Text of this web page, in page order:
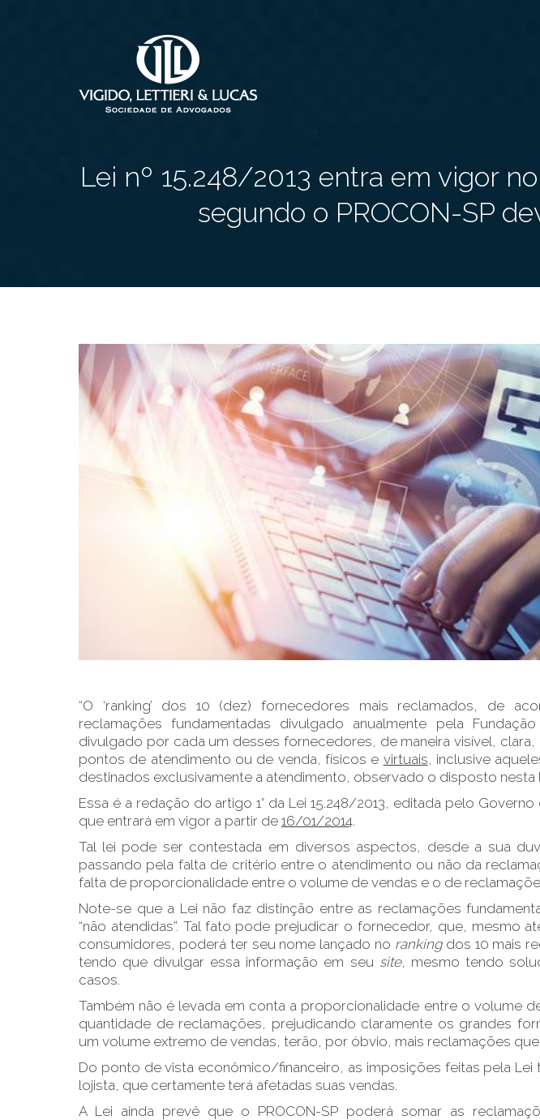
Lei nº 15.248/2013 entra em vigor
segundo o PROCON-SP
“O ‘ranking’ dos 10 (dez) fornecedores mais reclamados, de
reclamações fundamentadas divulgado anualmente pela
divulgado por cada um desses fornecedores, de maneira visível,
pontos de atendimento ou de venda, físicos e virtuais, inclusive
destinados exclusivamente a atendimento, observado o disposto nesta
Essa é a redação do artigo 1° da Lei 15.248/2013, editada pelo
que entrará em vigor a partir de 16/01/2014.
Tal lei pode ser contestada em diversos aspectos, desde a sua
passando pela falta de critério entre o atendimento ou não da
falta de proporcionalidade entre o volume de vendas e o de
Note-se que a Lei não faz distinção entre as reclamações
“não atendidas”. Tal fato pode prejudicar o fornecedor, que, mesmo
consumidores, poderá ter seu nome lançado no rankingdos 10 mais
tendo que divulgar essa informação em seu site, mesmo tendo
casos.
Também não é levada em conta a proporcionalidade entre o volume
quantidade de reclamações, prejudicando claramente os grandes
um volume extremo de vendas, terão, por óbvio, mais reclamações
Do ponto de vista econômico/financeiro, as imposições feitas pela
lojista, que certamente terá afetadas suas vendas.
A Lei ainda prevê que o PROCON-SP poderá somar as